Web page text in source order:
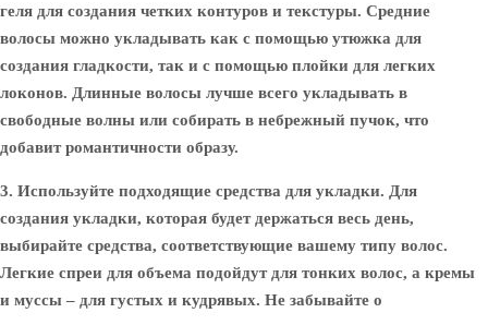
геля для создания четких контуров и текстуры. Средние
волосы можно укладывать как с помощью утюжка для
создания гладкости, так и с помощью плойки для легких
локонов. Длинные волосы лучше всего укладывать в
свободные волны или собирать в небрежный пучок, что
добавит романтичности образу.
3. Используйте подходящие средства для укладки. Для
создания укладки, которая будет держаться весь день,
выбирайте средства, соответствующие вашему типу волос.
Легкие спреи для объема подойдут для тонких волос, а кремы
и муссы – для густых и кудрявых. Не забывайте о